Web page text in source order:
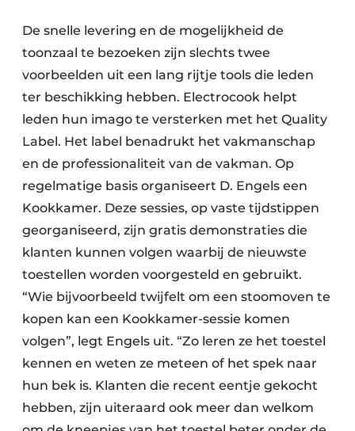
De snelle levering en de mogelijkheid de
toonzaal te bezoeken zijn slechts twee
voorbeelden uit een lang rijtje tools die leden
ter beschikking hebben. Electrocook helpt
leden hun imago te versterken met het Quality
Label. Het label benadrukt het vakmanschap
en de professionaliteit van de vakman. Op
regelmatige basis organiseert D. Engels een
Kookkamer. Deze sessies, op vaste tijdstippen
georganiseerd, zijn gratis demonstraties die
klanten kunnen volgen waarbij de nieuwste
toestellen worden voorgesteld en gebruikt.
“Wie bijvoorbeeld twijfelt om een stoomoven te
kopen kan een Kookkamer-sessie komen
volgen”, legt Engels uit. “Zo leren ze het toestel
kennen en weten ze meteen of het spek naar
hun bek is. Klanten die recent eentje gekocht
hebben, zijn uiteraard ook meer dan welkom